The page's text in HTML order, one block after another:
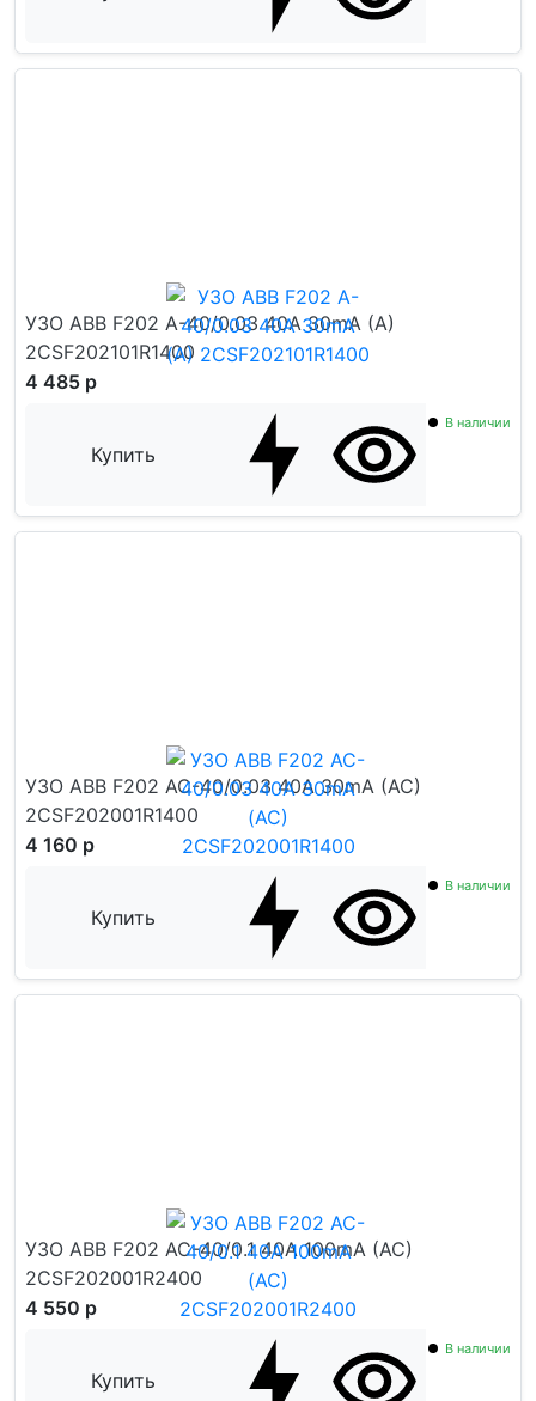
УЗО ABB F202 A-40/0.03 40А 30mA (А)
2CSF202101R1400
4 485 р
Купить
В наличии
УЗО ABB F202 AC-40/0.03 40A 30mA (AC)
2CSF202001R1400
4 160 р
Купить
В наличии
УЗО ABB F202 AC-40/0.1 40A 100mA (AC)
2CSF202001R2400
4 550 р
Купить
В наличии